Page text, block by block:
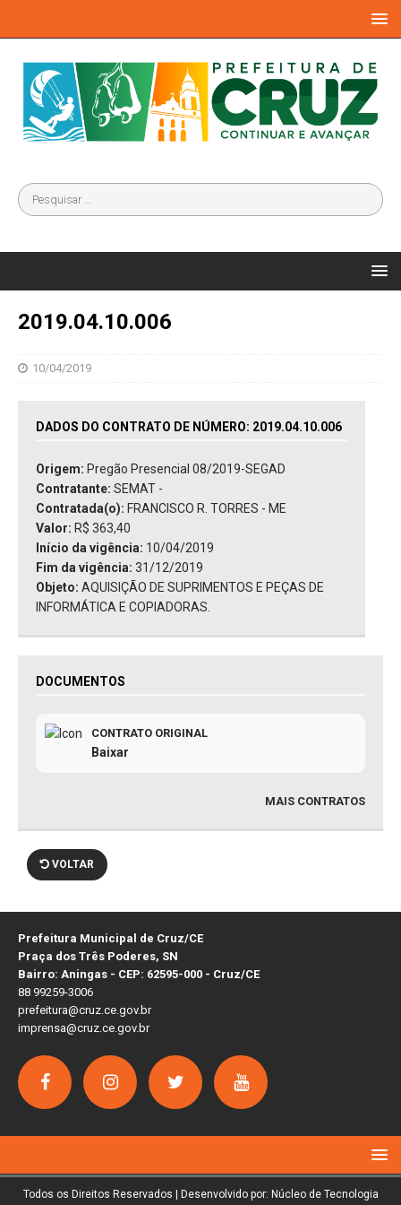
2019.04.10.006
10/04/2019
DADOS DO CONTRATO DE NÚMERO: 2019.04.10.006
Origem: Pregão Presencial 08/2019-SEGAD
Contratante: SEMAT -
Contratada(o): FRANCISCO R. TORRES - ME
Valor: R$ 363,40
Início da vigência: 10/04/2019
Fim da vigência: 31/12/2019
Objeto: AQUISIÇÃO DE SUPRIMENTOS E PEÇAS DE
INFORMÁTICA E COPIADORAS.
DOCUMENTOS
CONTRATO ORIGINAL
Baixar
MAIS CONTRATOS
VOLTAR
Prefeitura Municipal de Cruz/CE
Praça dos Três Poderes, SN
Bairro: Aningas - CEP: 62595-000 - Cruz/CE
88 99259-3006
prefeitura@cruz.ce.gov.br
imprensa@cruz.ce.gov.br
Todos os Direitos Reservados | Desenvolvido por: Núcleo de Tecnologia